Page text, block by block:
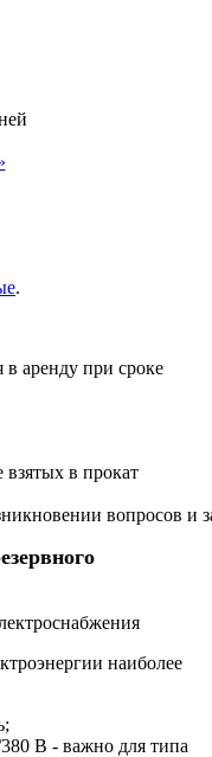
.
в аренду при сроке
взятых в прокат
вопросов и
наиболее
В - важно для типа